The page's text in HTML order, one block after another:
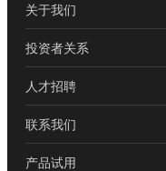
关于我们
投资者关系
人才招聘
联系我们
产品试用